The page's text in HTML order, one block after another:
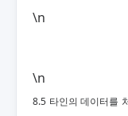
\n
\n
8.5 타인의 데이터를